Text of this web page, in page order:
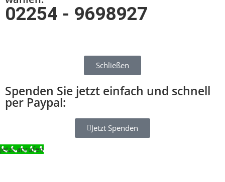
02254 - 9698927
Schließen
Spenden Sie jetzt einfach und schnell
per Paypal:
Jetzt Spenden
Jetzt anrufen